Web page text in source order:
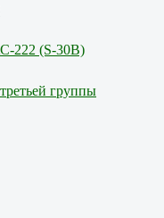
222 (S-30В)
группы